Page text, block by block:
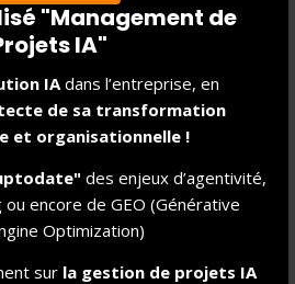
"Management de
IA"
IA dans l’entreprise, en
de sa transformation
et organisationnelle !
des enjeux d’agentivité,
encore de GEO (Générative
Optimization)
sur la gestion de projets IA
OOPÉRATION
coéquipiers car ensemble, on va
plus loin !